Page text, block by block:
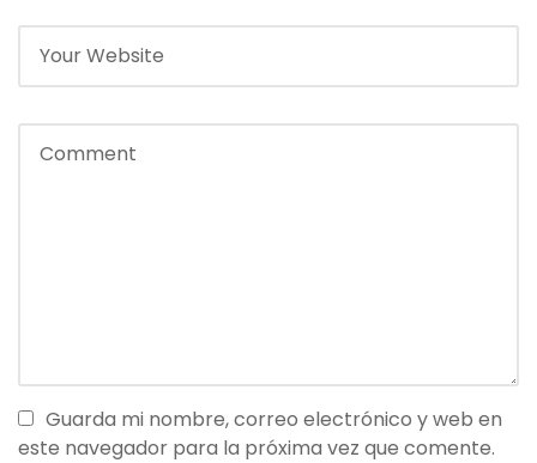
Guarda mi nombre, correo electrónico y web en
este navegador para la próxima vez que comente.